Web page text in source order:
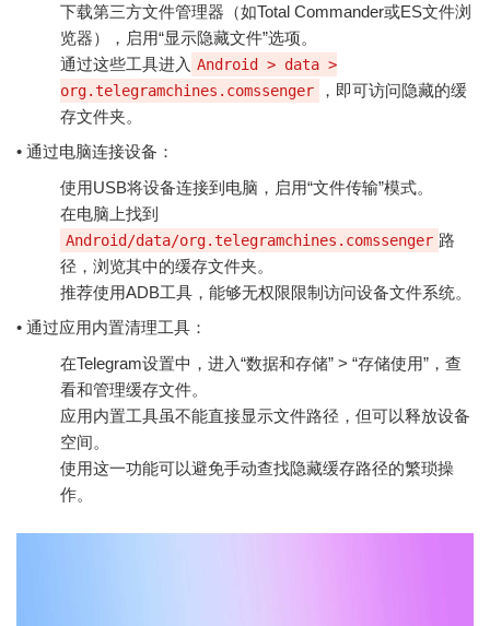
下载第三方文件管理器（如Total Commander或ES文件浏
览器），启用“显示隐藏文件”选项。
通过这些工具进入 Android > data >
org.telegramchines.comssenger
，即可访问隐藏的缓
存文件夹。
• 通过电脑连接设备：
使用USB将设备连接到电脑，启用“文件传输”模式。
在电脑上找到
Android/data/org.telegramchines.comssenger 路
径，浏览其中的缓存文件夹。
推荐使用ADB工具，能够无权限限制访问设备文件系统。
• 通过应用内置清理工具：
在Telegram设置中，进入“数据和存储” > “存储使用”，查
看和管理缓存文件。
应用内置工具虽不能直接显示文件路径，但可以释放设备
空间。
使用这一功能可以避免手动查找隐藏缓存路径的繁琐操
作。